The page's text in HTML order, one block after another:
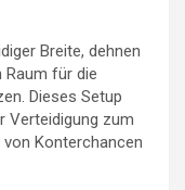
Breite, dehnen
für die
Dieses Setup
Verteidigung zum
Konterchancen